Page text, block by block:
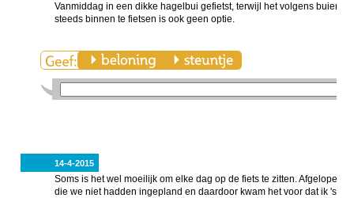
Vanmiddag in een dikke hagelbui gefietst, terwijl het volgens
steeds binnen te fietsen is ook geen optie.
14-4-2015
Soms is het wel moeilijk om elke dag op de fiets te zitten. Afgelopen
die we niet hadden ingepland en daardoor kwam het voor dat ik 's